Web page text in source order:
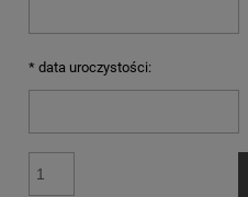
* data uroczystości: